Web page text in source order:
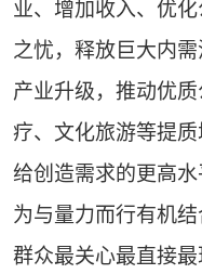
业、增加收入、优
之忧，释放巨大内
产业升级，推动优
疗、文化旅游等提
给创造需求的更高
为与量力而行有机
群众最关心最直接